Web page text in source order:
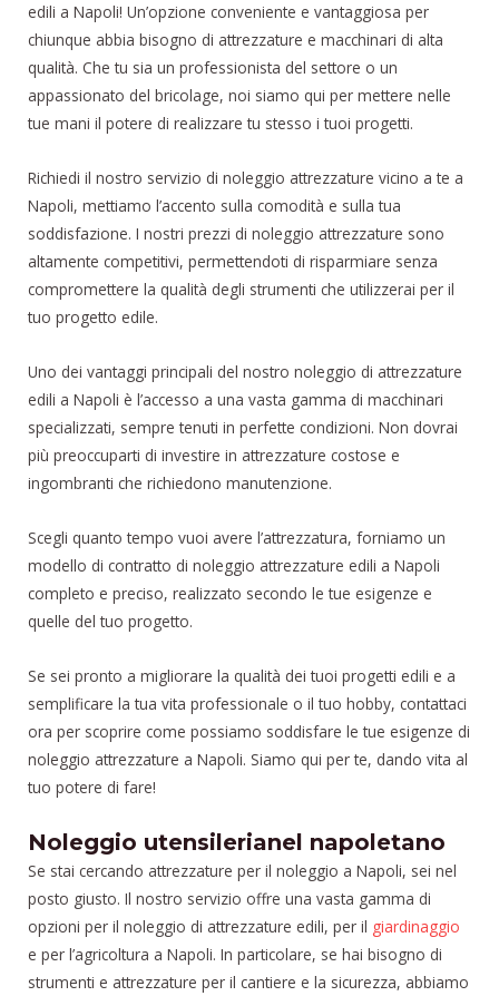
edili a Napoli! Un’opzione conveniente e vantaggiosa per
chiunque abbia bisogno di attrezzature e macchinari di alta
qualità. Che tu sia un professionista del settore o un
appassionato del bricolage, noi siamo qui per mettere nelle
tue mani il potere di realizzare tu stesso i tuoi progetti.
Richiedi il nostro servizio di noleggio attrezzature vicino a te a
Napoli, mettiamo l’accento sulla comodità e sulla tua
soddisfazione. I nostri prezzi di noleggio attrezzature sono
altamente competitivi, permettendoti di risparmiare senza
compromettere la qualità degli strumenti che utilizzerai per il
tuo progetto edile.
Uno dei vantaggi principali del nostro noleggio di attrezzature
edili a Napoli è l’accesso a una vasta gamma di macchinari
specializzati, sempre tenuti in perfette condizioni. Non dovrai
più preoccuparti di investire in attrezzature costose e
ingombranti che richiedono manutenzione.
Scegli quanto tempo vuoi avere l’attrezzatura, forniamo un
modello di contratto di noleggio attrezzature edili a Napoli
completo e preciso, realizzato secondo le tue esigenze e
quelle del tuo progetto.
Se sei pronto a migliorare la qualità dei tuoi progetti edili e a
semplificare la tua vita professionale o il tuo hobby, contattaci
ora per scoprire come possiamo soddisfare le tue esigenze di
noleggio attrezzature a Napoli. Siamo qui per te, dando vita al
tuo potere di fare!
Noleggio utensilerianel napoletano
Se stai cercando attrezzature per il noleggio a Napoli, sei nel
posto giusto. Il nostro servizio offre una vasta gamma di
opzioni per il noleggio di attrezzature edili, per il giardinaggio
e per l’agricoltura a Napoli. In particolare, se hai bisogno di
strumenti e attrezzature per il cantiere e la sicurezza, abbiamo